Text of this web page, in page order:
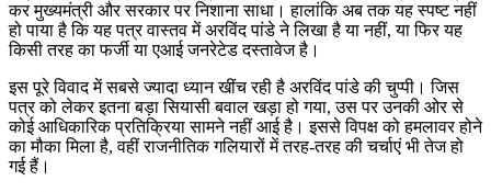
कर मुख्यमंत्री और सरकार पर निशाना साधा। हालांकि अब तक यह स्पष्ट नहीं
हो पाया है कि यह पत्र वास्तव में अरविंद पांडे ने लिखा है या नहीं, या फिर यह
किसी तरह का फर्जी या एआई जनरेटेड दस्तावेज है।
इस पूरे विवाद में सबसे ज्यादा ध्यान खींच रही है अरविंद पांडे की चुप्पी। जिस
पत्र को लेकर इतना बड़ा सियासी बवाल खड़ा हो गया, उस पर उनकी ओर से
कोई आधिकारिक प्रतिक्रिया सामने नहीं आई है। इससे विपक्ष को हमलावर होने
का मौका मिला है, वहीं राजनीतिक गलियारों में तरह-तरह की चर्चाएं भी तेज हो
गई हैं।